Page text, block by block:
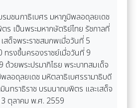
รมชนกาธิเบศร มหาภูมิพลอดุลยเดช
ร เป็นพระมหากษัตริย์ไทย รัชกาลที่
สด็จพระราชสมภพเมื่อวันที่ 5
ทรงขึ้นครองราชย์เมื่อวันที่ 9
วยพระปรมาภิไธย พระบาทสมเด็จ
ลอดุลยเดช มหิตลาธิเบศรรามาธิบดี
ทราธิราช บรมนาถบพิตร และเสด็จ
ตุลาคม พ.ศ. 2559